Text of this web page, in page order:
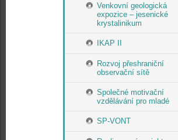
Venkovní geologická
expozice – jesenické
krystalinikum
IKAP II
Rozvoj přeshraniční
observační sítě
Společné motivační
vzdělávání pro mladé
SP-VONT